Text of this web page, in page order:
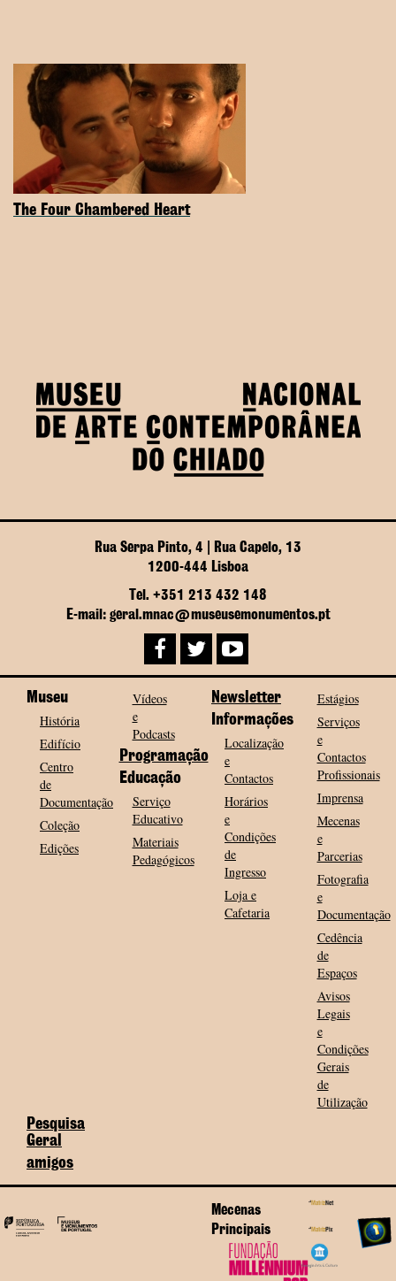
The Four Chambered Heart
Rua Serpa Pinto, 4 | Rua Capelo, 13
1200-444 Lisboa
Tel. +351 213 432 148
E-mail: geral.mnac@museusemonumentos.pt
Museu
História
Edifício
Centro
de
Documentação
Coleção
Edições
Vídeos
e
Podcasts
Programação
Educação
Serviço
Educativo
Materiais
Pedagógicos
Newsletter
Informações
Localização
e
Contactos
Horários
e
Condições
de
Ingresso
Loja e
Cafetaria
Estágios
Serviços
e
Contactos
Profissionais
Imprensa
Mecenas
e
Parcerias
Fotografia
e
Documentação
Cedência
de
Espaços
Avisos
Legais
e
Condições
Gerais
de
Utilização
Pesquisa
Geral
amigos
Mecenas
Principais